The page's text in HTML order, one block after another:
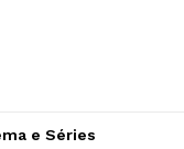
e Séries